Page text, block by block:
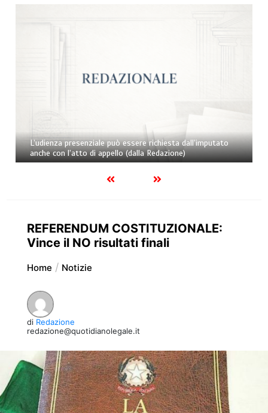
L’udienza presenziale può essere richiesta dall’imputato
anche con l’atto di appello (dalla Redazione)
REFERENDUM COSTITUZIONALE:
Vince il NO risultati finali
Home Notizie
di Redazione
redazione@quotidianolegale.it